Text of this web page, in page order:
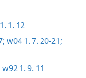
1. 12
w04 1. 7. 20-21;
w92 1. 9. 11